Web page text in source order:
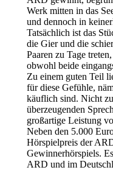
Werk mitten in das
und dennoch in
Tatsächlich ist das
die Gier und die
Paaren zu Tage
obwohl beide
Zu einem guten Teil
für diese Gefühle,
käuflich sind. Nicht
überzeugenden
großartige Leistung
Neben den 5.000
Hörspielpreis der
Gewinnerhörspiels.
ARD und im